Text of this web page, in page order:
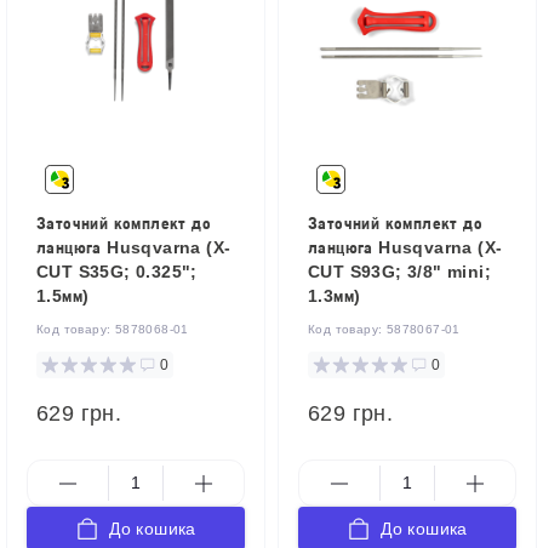
Заточний комплект до
ланцюга Husqvarna (X-
CUT S35G; 0.325";
1.5мм)
Код товару: 5878068-01
0
629 грн.
До кошика
Заточний комплект до
ланцюга Husqvarna (X-
CUT S93G; 3/8" mini;
1.3мм)
Код товару: 5878067-01
0
629 грн.
До кошика